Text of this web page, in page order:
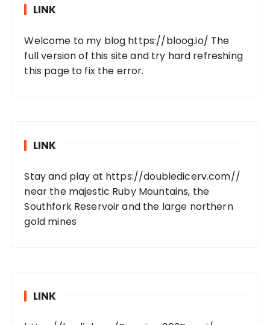
LINK
Welcome to my blog https://bloog.io/ The
full version of this site and try hard refreshing
this page to fix the error.
LINK
Stay and play at https://doubledicerv.com//
near the majestic Ruby Mountains, the
Southfork Reservoir and the large northern
gold mines
LINK